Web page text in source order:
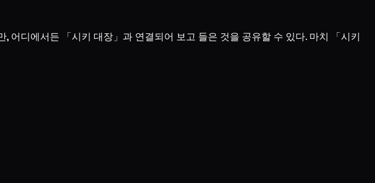
어디에서든 「시키 대장」과 연결되어 보고 들은 것을 공유할 수 있다. 마치 「시키